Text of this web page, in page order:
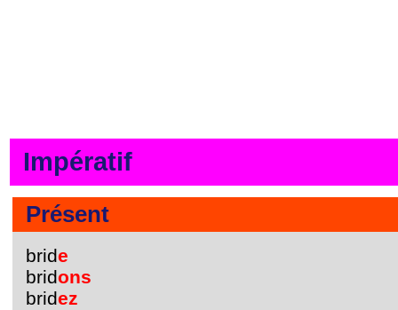
Impératif
Présent
bride
bridons
bridez